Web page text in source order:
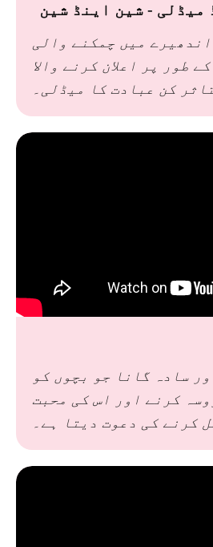
میڈلی - شین اینڈ شین
میں چمکنے والی
طور پر اعلان کرنے والا
کن عبادت کا میڈلی۔
سادہ گانا جو بچوں کو
کرنے اور اس کی محبت
کرنے کی دعوت دیتا ہے۔